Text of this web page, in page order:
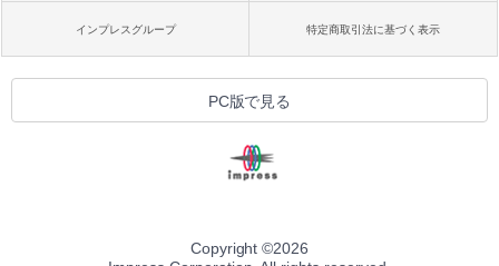
インプレスグループ 特定商取引法に基づく表示
PC版で見る
Copyright ©2026